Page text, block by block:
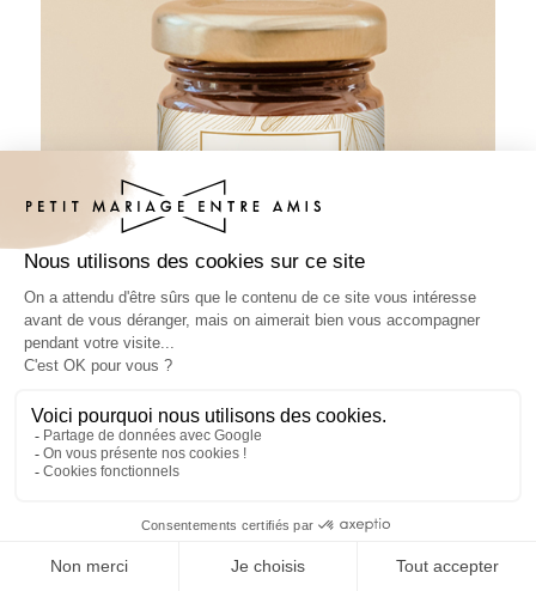
Pâte à tartiner mariage Chantilly